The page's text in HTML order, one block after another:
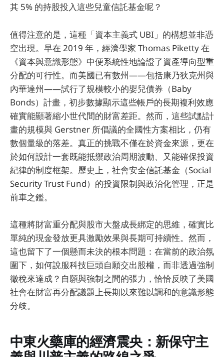
其 5% 的持股投入這些兒童信託基金呢？
值得注意的是，這種「資本主義式 UBI」的構想並非憑
空出現。早在 2019 年，經濟學家 Thomas Piketty 在
《資本與意識形態》中便系統性地論證了資產導向型重
分配的可行性。而美國已有數州——包括康乃狄克州與
內華達州——試行了規模較小的嬰兒債券（Baby
Bonds）計畫，初步數據顯示這些帳戶的長期複利效應
確實能顯著縮小世代間的財富差距。然而，這些試點計
畫的規模與 Gerstner 所倡議的全國性方案相比，仍有
數個量級的落差。真正的挑戰不僅在於資金來源，更在
於如何設計一套既能抵禦政治周期波動、又能確保投資
紀律的制度框架。歷史上，社會安全信託基金（Social
Security Trust Fund）的投資限制與政治化管理，正是
前車之鑑。
這種將財富重分配與股市大盤成長綁定的思維，確實比
單純的現金發放更具激勵效果與長期可持續性。然而，
這也留下了一個懸而未決的根本問題：在當前的政治氛
圍下，如何說服科技巨頭自願交出股權，而非透過強制
徵稅來達成？自願與強制之間的張力，恰恰反映了美國
社會在財富再分配議題上長期以來難以調和的意識形態
分歧。
中東火藥庫的經濟震央：新保守主